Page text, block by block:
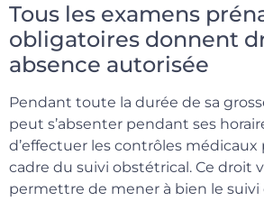
Tous les examens
obligatoires donnent
absence autorisée
Pendant toute la durée de sa
peut s’absenter pendant ses
d’effectuer les contrôles médicaux
cadre du suivi obstétrical. Ce droit
permettre de mener à bien le suivi